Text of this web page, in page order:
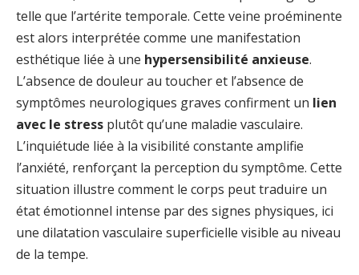
telle que l’artérite temporale. Cette veine proéminente
est alors interprétée comme une manifestation
esthétique liée à une hypersensibilité anxieuse.
L’absence de douleur au toucher et l’absence de
symptômes neurologiques graves confirment un lien
avec le stress plutôt qu’une maladie vasculaire.
L’inquiétude liée à la visibilité constante amplifie
l’anxiété, renforçant la perception du symptôme. Cette
situation illustre comment le corps peut traduire un
état émotionnel intense par des signes physiques, ici
une dilatation vasculaire superficielle visible au niveau
de la tempe.